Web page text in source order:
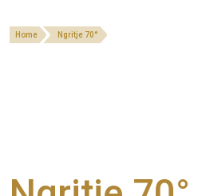
Home Ngritje 70°